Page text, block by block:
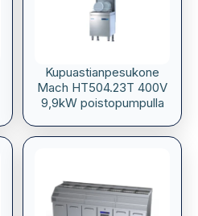
Kupuastianpesukone
Mach HT504.23T 400V
9,9kW poistopumpulla